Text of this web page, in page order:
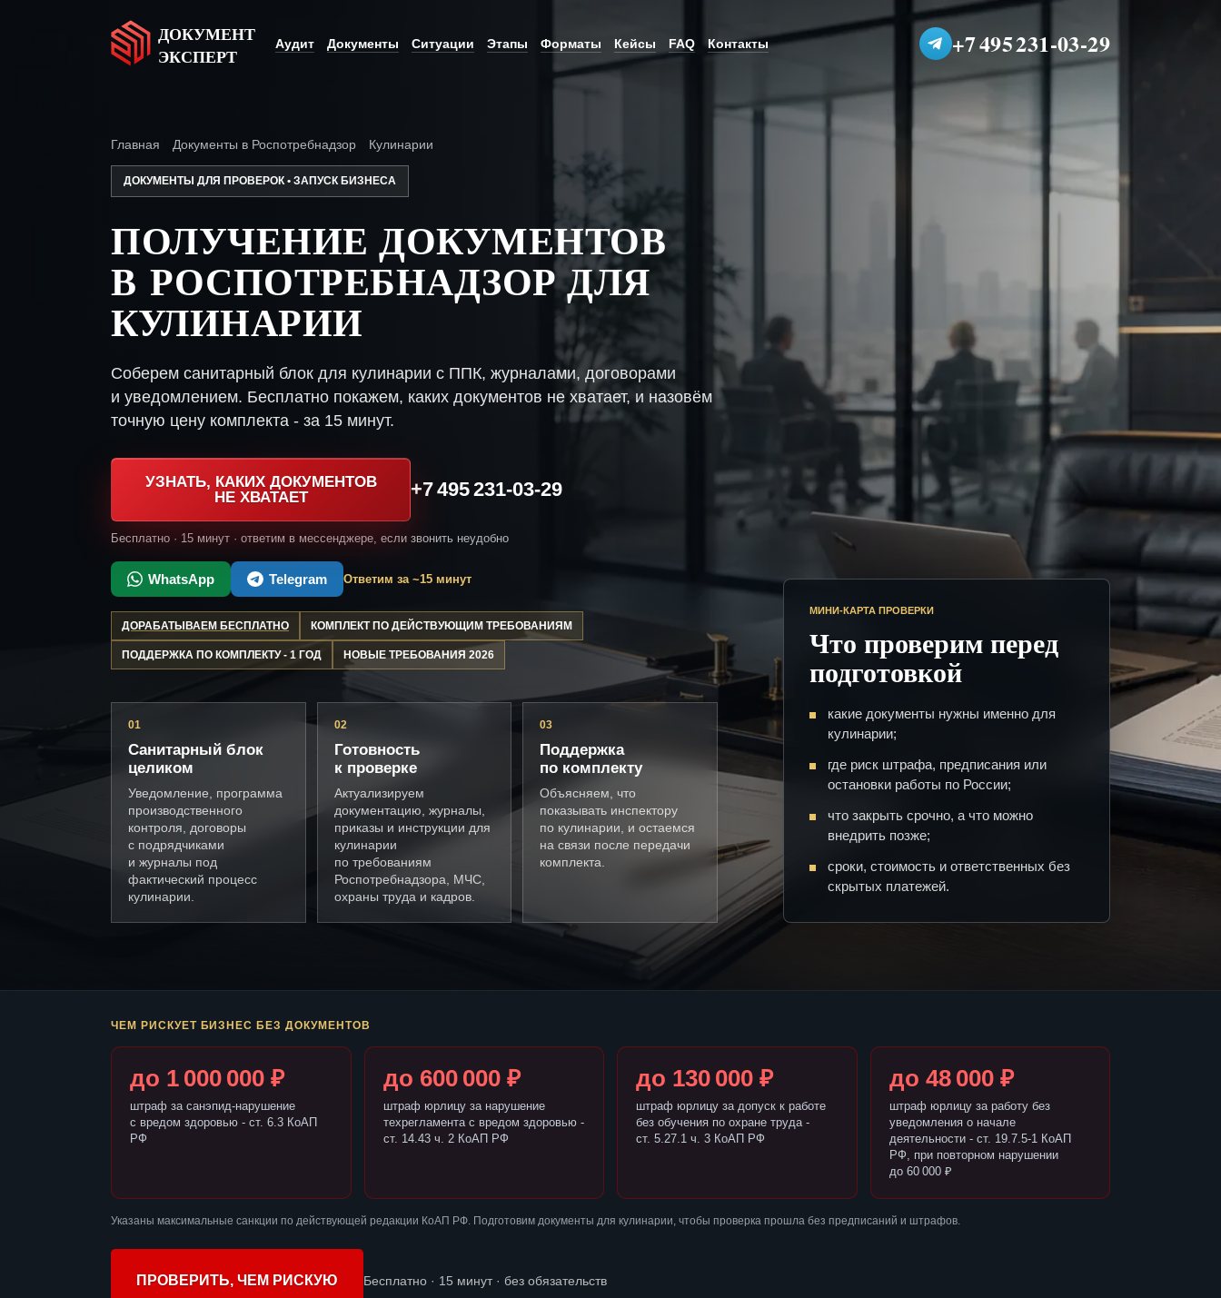
ДОКУМЕНТ
ЭКСПЕРТ
Аудит Документы Ситуации Этапы Форматы Кейсы FAQ Контакты +7 495 231-03-29
Главная Документы в Роспотребнадзор Кулинарии
ДОКУМЕНТЫ ДЛЯ ПРОВЕРОК • ЗАПУСК БИЗНЕСА
ПОЛУЧЕНИЕ ДОКУМЕНТОВ
В РОСПОТРЕБНАДЗОР ДЛЯ
КУЛИНАРИИ
Соберем санитарный блок для кулинарии с ППК, журналами, договорами
и уведомлением. Бесплатно покажем, каких документов не хватает, и назовём
точную цену комплекта - за 15 минут.
УЗНАТЬ, КАКИХ ДОКУМЕНТОВ
НЕ ХВАТАЕТ
+7 495 231-03-29
Бесплатно · 15 минут · ответим в мессенджере, если звонить неудобно
WhatsApp Telegram Ответим за ~15 минут
ДОРАБАТЫВАЕМ БЕСПЛАТНО КОМПЛЕКТ ПО ДЕЙСТВУЮЩИМ ТРЕБОВАНИЯМ
ПОДДЕРЖКА ПО КОМПЛЕКТУ - 1 ГОД НОВЫЕ ТРЕБОВАНИЯ 2026
01
Санитарный блок
целиком
Уведомление, программа
производственного
контроля, договоры
с подрядчиками
и журналы под
фактический процесс
кулинарии.
02
Готовность
к проверке
Актуализируем
документацию, журналы,
приказы и инструкции для
кулинарии
по требованиям
Роспотребнадзора, МЧС,
охраны труда и кадров.
03
Поддержка
по комплекту
Объясняем, что
показывать инспектору
по кулинарии, и остаемся
на связи после передачи
комплекта.
МИНИ-КАРТА ПРОВЕРКИ
Что проверим перед
подготовкой
какие документы нужны именно для
кулинарии;
где риск штрафа, предписания или
остановки работы по России;
что закрыть срочно, а что можно
внедрить позже;
сроки, стоимость и ответственных без
скрытых платежей.
ЧЕМ РИСКУЕТ БИЗНЕС БЕЗ ДОКУМЕНТОВ
до 1 000 000 ₽
штраф за санэпид-нарушение
с вредом здоровью - ст. 6.3 КоАП
РФ
до 600 000 ₽
штраф юрлицу за нарушение
техрегламента с вредом здоровью -
ст. 14.43 ч. 2 КоАП РФ
до 130 000 ₽
штраф юрлицу за допуск к работе
без обучения по охране труда -
ст. 5.27.1 ч. 3 КоАП РФ
до 48 000 ₽
штраф юрлицу за работу без
уведомления о начале
деятельности - ст. 19.7.5-1 КоАП
РФ, при повторном нарушении
до 60 000 ₽
Указаны максимальные санкции по действующей редакции КоАП РФ. Подготовим документы для кулинарии, чтобы проверка прошла без предписаний и штрафов.
ПРОВЕРИТЬ, ЧЕМ РИСКУЮ Бесплатно · 15 минут · без обязательств